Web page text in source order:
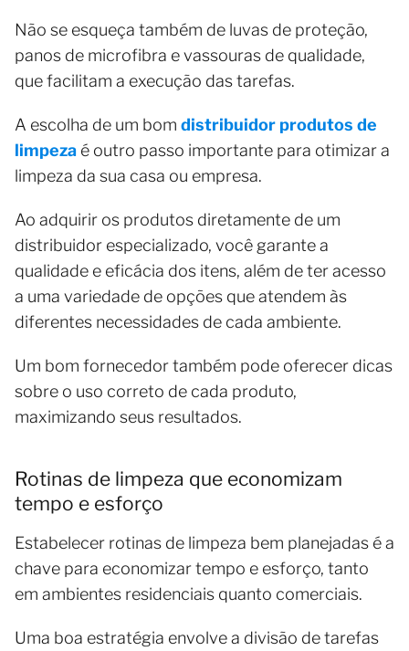
Não se esqueça também de luvas de proteção,
panos de microfibra e vassouras de qualidade,
que facilitam a execução das tarefas.
A escolha de um bom distribuidor produtos de
limpeza é outro passo importante para otimizar a
limpeza da sua casa ou empresa.
Ao adquirir os produtos diretamente de um
distribuidor especializado, você garante a
qualidade e eficácia dos itens, além de ter acesso
a uma variedade de opções que atendem às
diferentes necessidades de cada ambiente.
Um bom fornecedor também pode oferecer dicas
sobre o uso correto de cada produto,
maximizando seus resultados.
Rotinas de limpeza que economizam
tempo e esforço
Estabelecer rotinas de limpeza bem planejadas é a
chave para economizar tempo e esforço, tanto
em ambientes residenciais quanto comerciais.
Uma boa estratégia envolve a divisão de tarefas